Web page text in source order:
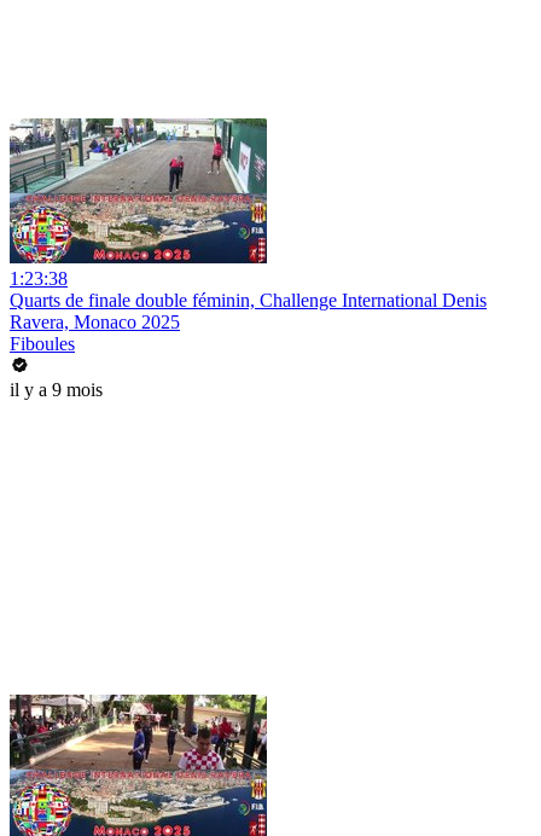
1:23:38
Quarts de finale double féminin, Challenge International Denis
Ravera, Monaco 2025
Fiboules
il y a 9 mois